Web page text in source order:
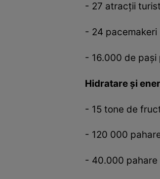
- 27 atracții
- 24 pacemakeri
- 16.000 de pași
Hidratare și
- 15 tone de
- 120 000
- 40.000 pahare